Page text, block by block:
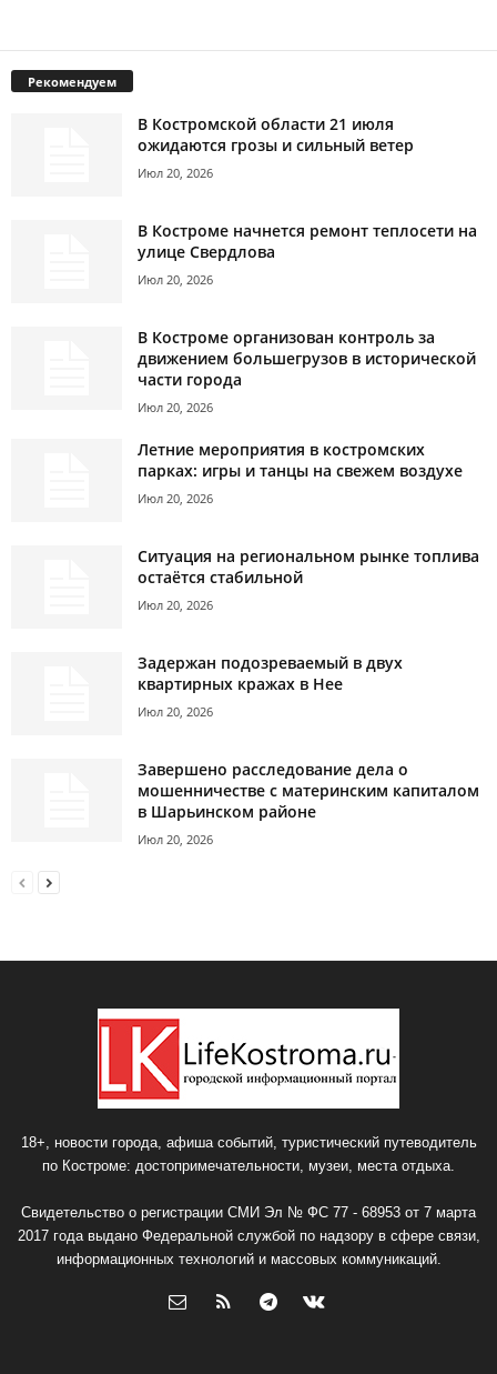
Рекомендуем
В Костромской области 21 июля
ожидаются грозы и сильный ветер
Июл 20, 2026
В Костроме начнется ремонт теплосети на
улице Свердлова
Июл 20, 2026
В Костроме организован контроль за
движением большегрузов в исторической
части города
Июл 20, 2026
Летние мероприятия в костромских
парках: игры и танцы на свежем воздухе
Июл 20, 2026
Ситуация на региональном рынке топлива
остаётся стабильной
Июл 20, 2026
Задержан подозреваемый в двух
квартирных кражах в Нее
Июл 20, 2026
Завершено расследование дела о
мошенничестве с материнским капиталом
в Шарьинском районе
Июл 20, 2026
18+, новости города, афиша событий, туристический путеводитель
по Костроме: достопримечательности, музеи, места отдыха.
Свидетельство о регистрации СМИ Эл № ФС 77 - 68953 от 7 марта
2017 года выдано Федеральной службой по надзору в сфере связи,
информационных технологий и массовых коммуникаций.